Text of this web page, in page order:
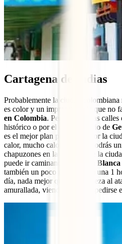
Cartagena de Indias
Probablemente la ciudad
es color y un imprescindible que no
en Colombia. Perderte por las
histórico o por el castizo barrio de
es el mejor plan para hacer por la
calor, mucho calor. Por eso podrás
chapuzones en la playa: la de la
puede ir caminando) o
Playa
también un poco más lejos (a una 1
día, nada mejor que una cerveza al
amurallada, viendo el sol despedirse